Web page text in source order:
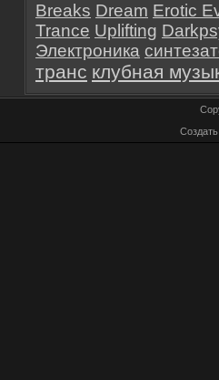
Breaks Dream Erotic
Trance Uplifting
Электроника
транс клубная